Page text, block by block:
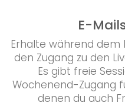
E-
Erhalte während dem
den Zugang zu den
Es gibt freie
Wochenend-Zugang
denen du auch